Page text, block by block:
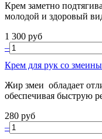
Крем заметно
молодой и здоровый
1 300 руб
–
Крем для рук со
Жир змеи обладает
обеспечивая быструю
280 руб
–